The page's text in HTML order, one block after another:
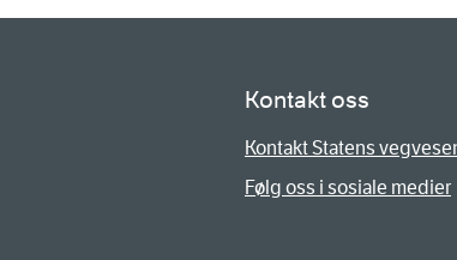
Kontakt oss
Kontakt Statens
Følg oss i sosiale medier